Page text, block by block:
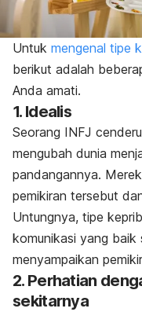
Untuk mengenal tipe
berikut adalah
Anda amati.
1. Idealis
Seorang INFJ
mengubah dunia
pandangannya.
pemikiran tersebut
Untungnya, tipe
komunikasi yang baik
menyampaikan
2. Perhatian
sekitarnya